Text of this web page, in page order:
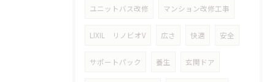
ユニットバス改修 マンション改修工事
LIXIL リノビオV 広さ 快適 安全
サポートパック 養生 玄関ドア